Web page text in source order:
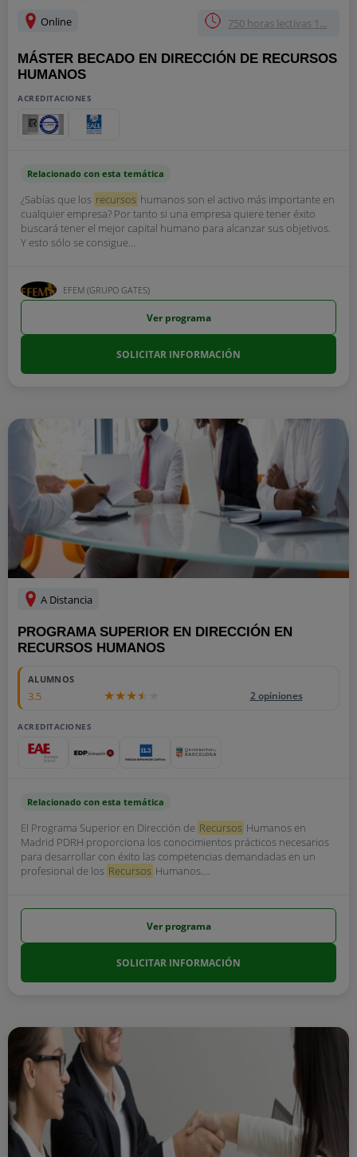
Online 750 horas lectivas 1...
MÁSTER BECADO EN DIRECCIÓN DE RECURSOS
HUMANOS
ACREDITACIONES
Relacionado con esta temática
¿Sabías que los recursos humanos son el activo más importante en
cualquier empresa? Por tanto si una empresa quiere tener éxito
buscará tener el mejor capital humano para alcanzar sus objetivos.
Y esto sólo se consigue...
EFEM (GRUPO GATES)
Ver programa
SOLICITAR INFORMACIÓN
A Distancia
PROGRAMA SUPERIOR EN DIRECCIÓN EN
RECURSOS HUMANOS
ALUMNOS
3.5 2 opiniones
ACREDITACIONES
Relacionado con esta temática
El Programa Superior en Dirección de Recursos Humanos en
Madrid PDRH proporciona los conocimientos prácticos necesarios
para desarrollar con éxito las competencias demandadas en un
profesional de los Recursos Humanos....
Ver programa
SOLICITAR INFORMACIÓN